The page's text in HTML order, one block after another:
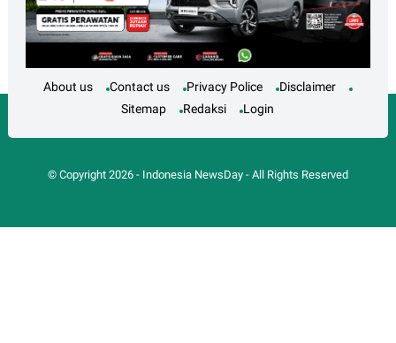
About us Contact us Privacy Police
Disclaimer
Sitemap
Redaksi Login
© Copyright 2026- Indonesia NewsDay- All Rights Reserved